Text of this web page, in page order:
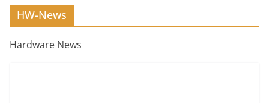
HW-News
Hardware News